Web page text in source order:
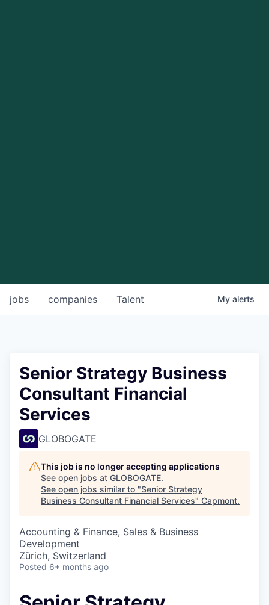
jobs companies Talent My alerts
Senior Strategy Business
Consultant Financial
Services
GLOBOGATE
This job is no longer accepting applications
See open jobs at GLOBOGATE.
See open jobs similar to "Senior Strategy
Business Consultant Financial Services" Capmont.
Accounting & Finance, Sales & Business
Development
Zürich, Switzerland
Posted 6+ months ago